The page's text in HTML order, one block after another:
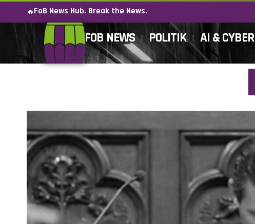
🔥FoB News Hub. Break the News.
FOB NEWS POLITIK AI & CYBER